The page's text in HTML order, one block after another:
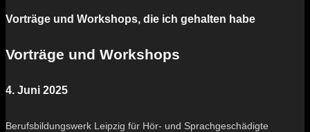
Vorträge und Workshops, die ich gehalten habe
Vorträge und Workshops
4. Juni 2025
Berufsbildungswerk Leipzig für Hör- und Sprachgeschädigte